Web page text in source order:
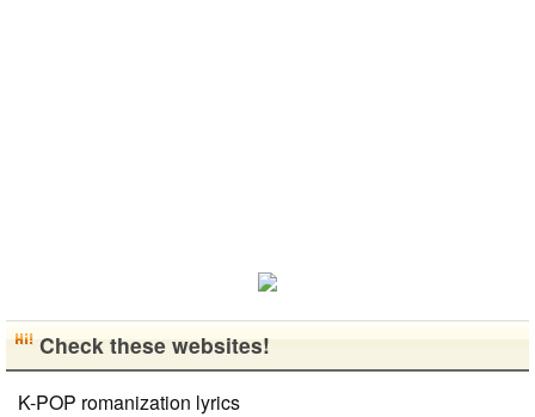
Check these websites!
K-POP romanization lyrics